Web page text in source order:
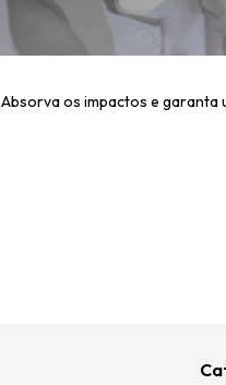
Absorva os impactos e garanta